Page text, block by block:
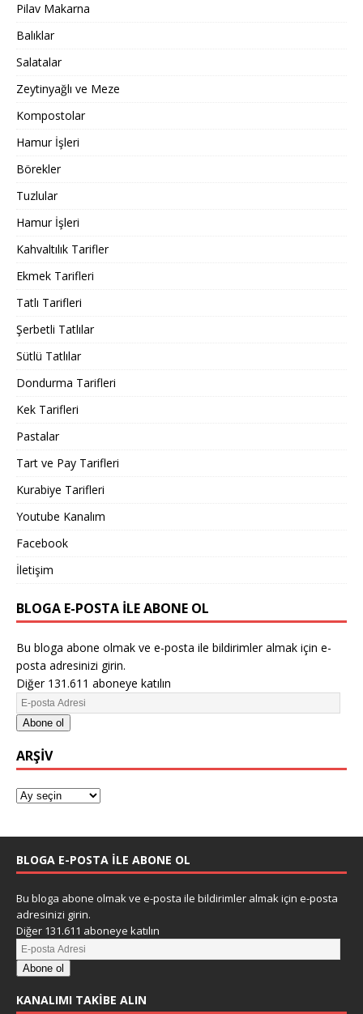
Pilav Makarna
Balıklar
Salatalar
Zeytinyağlı ve Meze
Kompostolar
Hamur İşleri
Börekler
Tuzlular
Hamur İşleri
Kahvaltılık Tarifler
Ekmek Tarifleri
Tatlı Tarifleri
Şerbetli Tatlılar
Sütlü Tatlılar
Dondurma Tarifleri
Kek Tarifleri
Pastalar
Tart ve Pay Tarifleri
Kurabiye Tarifleri
Youtube Kanalım
Facebook
İletişim
BLOGA E-POSTA ILE ABONE OL
Bu bloga abone olmak ve e-posta ile bildirimler almak için e-
posta adresinizi girin.
Diğer 131.611 aboneye katılın
Abone ol
ARŞIV
BLOGA E-POSTA ILE ABONE OL
Bu bloga abone olmak ve e-posta ile bildirimler almak için e-posta
adresinizi girin.
Diğer 131.611 aboneye katılın
Abone ol
KANALIMI TAKIBE ALIN